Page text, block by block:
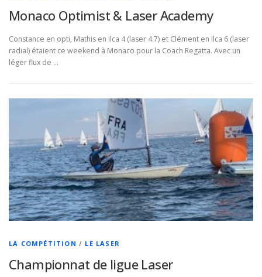
Monaco Optimist & Laser Academy
Constance en opti, Mathis en ilca 4 (laser 4.7) et Clément en Ilca 6 (laser
radial) étaient ce weekend à Monaco pour la Coach Regatta. Avec un
léger flux de …
LA COMPÉTITION / LE LASER
Championnat de ligue Laser